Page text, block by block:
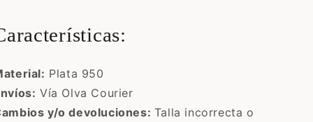
Plata 950
Vía Olva Courier
y/o devoluciones: Talla incorrecta o